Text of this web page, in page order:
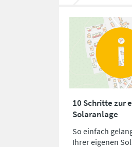
10 Schritte zur
Solaranlage
So einfach
Ihrer eigenen